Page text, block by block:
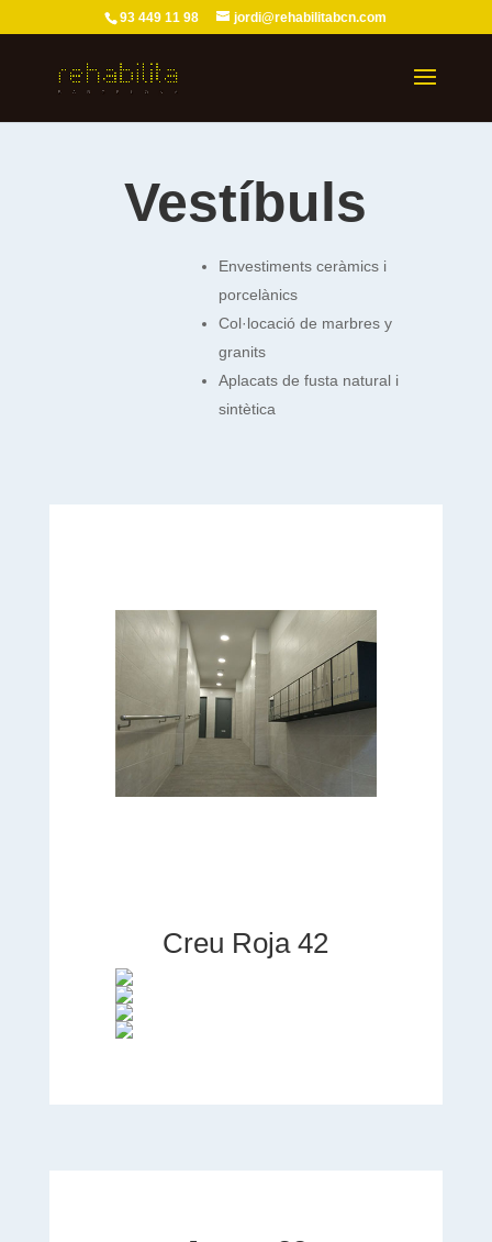
93 449 11 98 jordi@rehabilitabcn.com
Vestíbuls
Envestiments ceràmics i
porcelànics
Col·locació de marbres y
granits
Aplacats de fusta natural i
sintètica
Creu Roja 42